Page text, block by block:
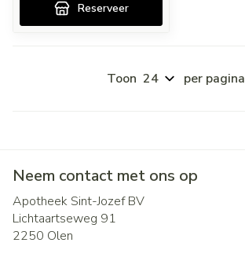
Reserveer
Toon per pagina
Neem contact met ons op
Apotheek Sint-Jozef BV
Lichtaartseweg 91
2250 Olen